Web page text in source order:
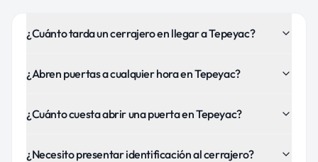
¿Cuánto tarda un cerrajero en llegar a Tepeyac?
¿Abren puertas a cualquier hora en Tepeyac?
¿Cuánto cuesta abrir una puerta en Tepeyac?
¿Necesito presentar identificación al cerrajero?